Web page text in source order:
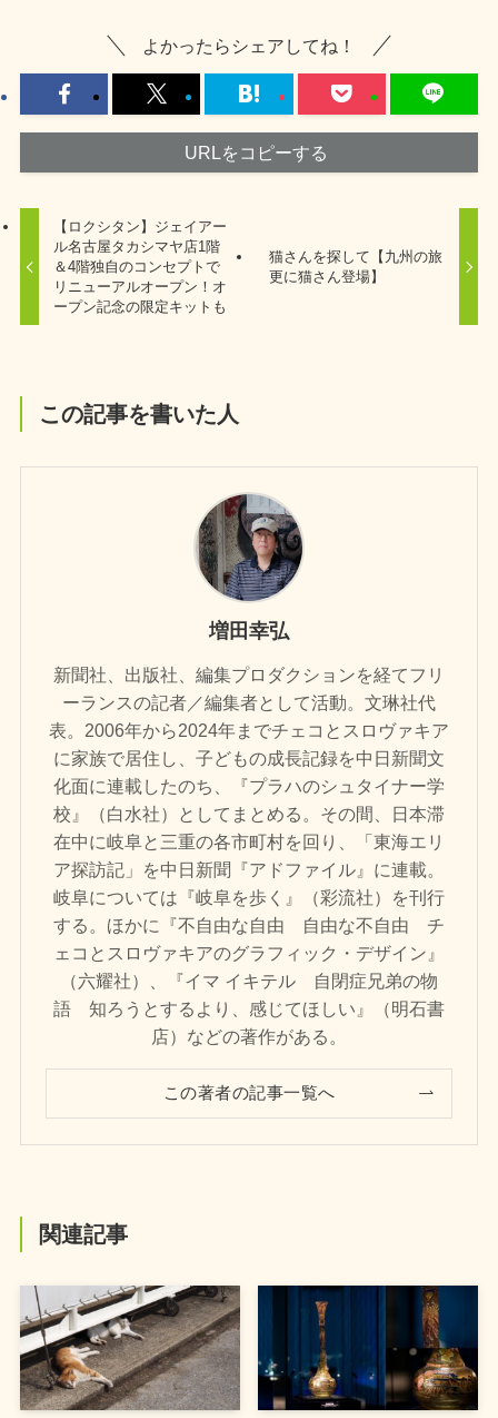
よかったらシェアしてね！
URLをコピーする
【ロクシタン】ジェイアー
ル名古屋タカシマヤ店1階
＆4階独自のコンセプトで
リニューアルオープン！オ
ープン記念の限定キットも
猫さんを探して【九州の旅
更に猫さん登場】
この記事を書いた人
増田幸弘
新聞社、出版社、編集プロダクションを経てフリ
ーランスの記者／編集者として活動。文琳社代
表。2006年から2024年までチェコとスロヴァキア
に家族で居住し、子どもの成長記録を中日新聞文
化面に連載したのち、『プラハのシュタイナー学
校』（白水社）としてまとめる。その間、日本滞
在中に岐阜と三重の各市町村を回り、「東海エリ
ア探訪記」を中日新聞『アドファイル』に連載。
岐阜については『岐阜を歩く』（彩流社）を刊行
する。ほかに『不自由な自由 自由な不自由 チ
ェコとスロヴァキアのグラフィック・デザイン』
（六耀社）、『イマ イキテル 自閉症兄弟の物
語 知ろうとするより、感じてほしい』（明石書
店）などの著作がある。
この著者の記事一覧へ
関連記事